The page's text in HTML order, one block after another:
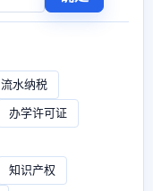
流水纳税
办学许可证
知识产权